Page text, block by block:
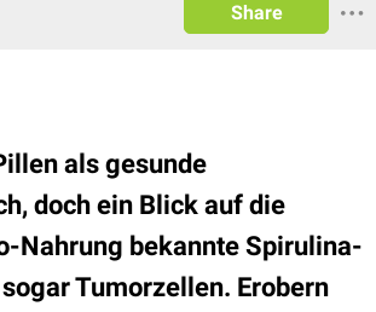
Share
als gesunde
doch ein Blick auf die
Nahrung bekannte Spirulina-
Tumorzellen. Erobern